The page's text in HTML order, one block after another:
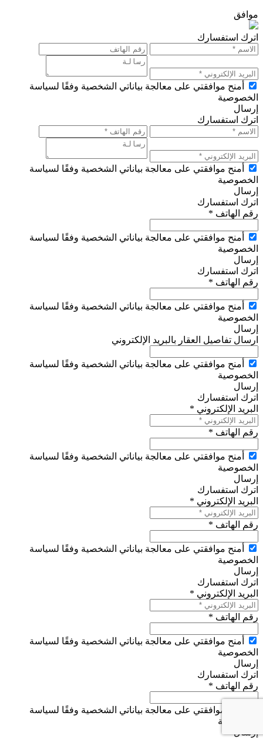
موافق
اترك استفسارك
أمنح موافقتي على معالجة بياناتي الشخصية وفقًا لسياسة
الخصوصية
إرسال
اترك استفسارك
أمنح موافقتي على معالجة بياناتي الشخصية وفقًا لسياسة
الخصوصية
إرسال
اترك استفسارك
رقم الهاتف *
أمنح موافقتي على معالجة بياناتي الشخصية وفقًا لسياسة
الخصوصية
إرسال
اترك استفسارك
رقم الهاتف *
أمنح موافقتي على معالجة بياناتي الشخصية وفقًا لسياسة
الخصوصية
إرسال
ارسال تفاصيل العقار بالبريد الإلكتروني
أمنح موافقتي على معالجة بياناتي الشخصية وفقًا لسياسة
الخصوصية
إرسال
اترك استفسارك
البريد الإلكتروني *
رقم الهاتف *
أمنح موافقتي على معالجة بياناتي الشخصية وفقًا لسياسة
الخصوصية
إرسال
اترك استفسارك
البريد الإلكتروني *
رقم الهاتف *
أمنح موافقتي على معالجة بياناتي الشخصية وفقًا لسياسة
الخصوصية
إرسال
اترك استفسارك
البريد الإلكتروني *
رقم الهاتف *
أمنح موافقتي على معالجة بياناتي الشخصية وفقًا لسياسة
الخصوصية
إرسال
اترك استفسارك
رقم الهاتف *
أمنح موافقتي على معالجة بياناتي الشخصية وفقًا لسياسة
الخصوصية
إرسال